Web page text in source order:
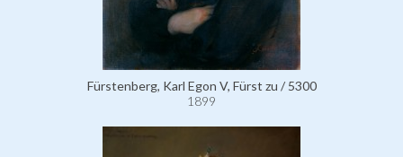
Fürstenberg, Karl Egon V, Fürst zu / 5300
1899